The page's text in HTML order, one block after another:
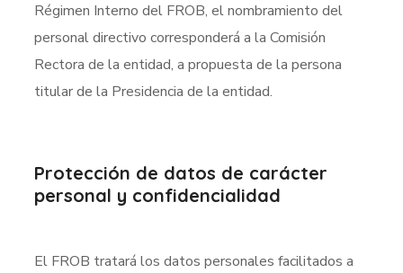
Régimen Interno del FROB, el nombramiento del
personal directivo corresponderá a la Comisión
Rectora de la entidad, a propuesta de la persona
titular de la Presidencia de la entidad.
Protección de datos de carácter
personal y confidencialidad
El FROB tratará los datos personales facilitados a